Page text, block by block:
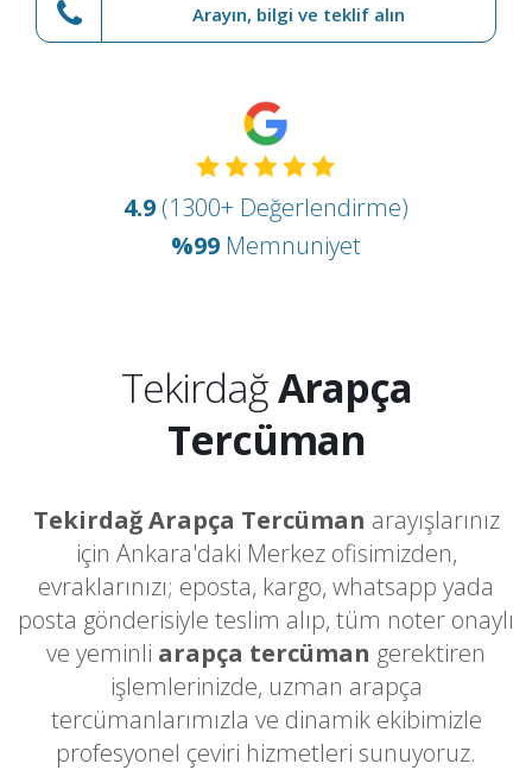
Arayın, bilgi ve teklif alın
4.9 (1300+ Değerlendirme)
%99 Memnuniyet
TekirdağArapça
Tercüman
Tekirdağ Arapça Tercüman arayışlarınız
için Ankara'daki Merkez ofisimizden,
evraklarınızı; eposta, kargo, whatsapp yada
posta gönderisiyle teslim alıp, tüm noter onaylı
ve yeminli arapça tercüman gerektiren
işlemlerinizde, uzman arapça
tercümanlarımızla ve dinamik ekibimizle
profesyonel çeviri hizmetleri sunuyoruz.